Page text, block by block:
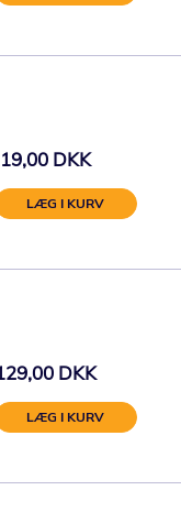
19,00 DKK
LÆG I KURV
DKK
LÆG I KURV